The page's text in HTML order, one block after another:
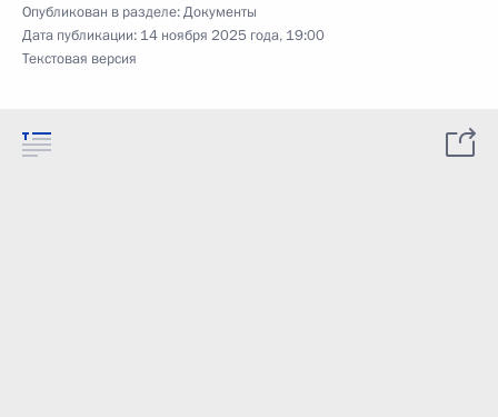
Опубликован в разделе:Документы
Дата публикации: 14 ноября 2025 года, 19:00
Текстовая версия